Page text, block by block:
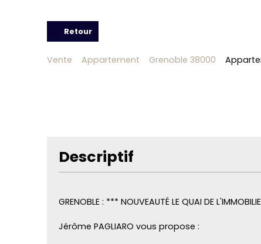
Retour
Vente Appartement Grenoble 38000
Descriptif
GRENOBLE : *** NOUVEAUTÉ LE QUAI DE
Jérôme PAGLIARO vous propose :